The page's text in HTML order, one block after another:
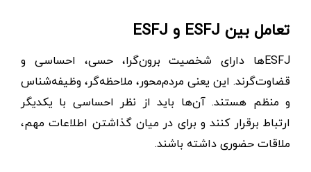
تعامل بین ESFJ و ESFJ
ESFJها دارای شخصیت برون‌گرا، حسی، احساسی و
قضاوت‌گرند. این یعنی مردم‌محور، ملاحظه‌گر، وظیفه‌شناس
و منظم هستند. آن‌ها باید از نظر احساسی با یکدیگر
ارتباط برقرار کنند و برای در میان گذاشتن اطلاعات مهم،
ملاقات حضوری داشته باشند.